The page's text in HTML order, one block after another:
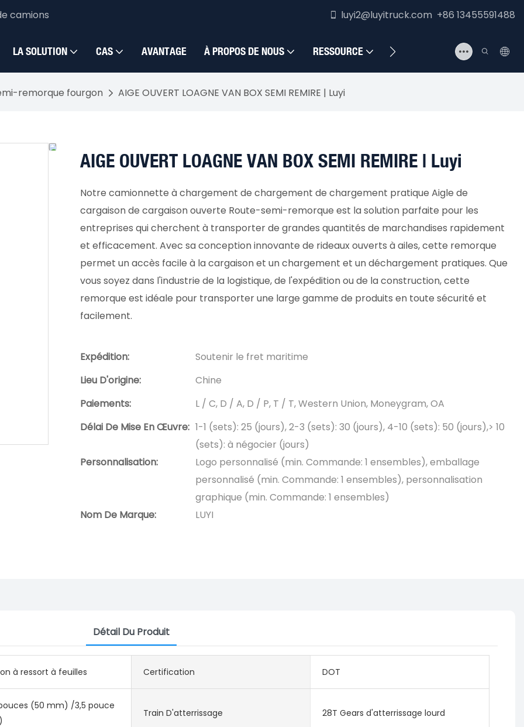
camions luyi2@luyitruck.com +86 13455591488
LA SOLUTION CAS AVANTAGE À PROPOS DE NOUS RESSOURCE NOUS CONTACTER
remorque fourgon AIGE OUVERT LOAGNE VAN BOX SEMI REMIRE | Luyi
AIGE OUVERT LOAGNE VAN BOX SEMI REMIRE | Luyi
Notre camionnette à chargement de chargement de chargement pratique Aigle de
cargaison de cargaison ouverte Route-semi-remorque est la solution parfaite pour les
entreprises qui cherchent à transporter de grandes quantités de marchandises rapidement
et efficacement. Avec sa conception innovante de rideaux ouverts à ailes, cette remorque
permet un accès facile à la cargaison et un chargement et un déchargement pratiques. Que
vous soyez dans l'industrie de la logistique, de l'expédition ou de la construction, cette
remorque est idéale pour transporter une large gamme de produits en toute sécurité et
facilement.
Expédition:
Soutenir le fret maritime
Lieu D'origine:
Chine
Paiements:
L / C, D / A, D / P, T / T, Western Union, Moneygram, OA
Délai De Mise En Œuvre: 1-1 (sets): 25 (jours), 2-3 (sets): 30 (jours), 4-10 (sets): 50 (jours),> 10
(sets): à négocier (jours)
Personnalisation:
Logo personnalisé (min. Commande: 1 ensembles), emballage
personnalisé (min. Commande: 1 ensembles), personnalisation
graphique (min. Commande: 1 ensembles)
Nom De Marque:
LUYI
Détail Du Produit
à ressort à feuilles Certification DOT
(50 mm) /3,5 pouce
Train D'atterrissage 28T Gears d'atterrissage lourd